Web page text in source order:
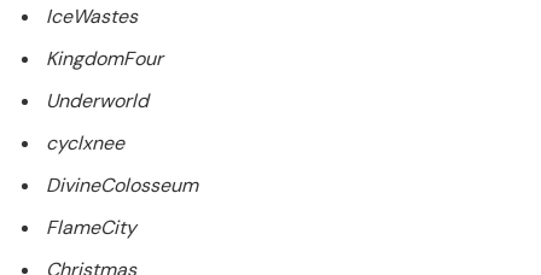
IceWastes
KingdomFour
Underworld
cyclxnee
DivineColosseum
FlameCity
Christmas